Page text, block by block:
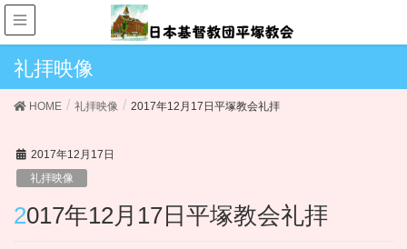
礼拝映像
HOME 礼拝映像 2017年12月17日平塚教会礼拝
2017年12月17日
礼拝映像
2017年12月17日平塚教会礼拝